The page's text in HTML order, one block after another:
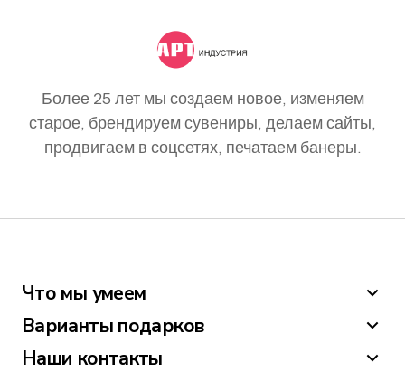
Более 25 лет мы создаем новое, изменяем
старое, брендируем сувениры, делаем сайты,
продвигаем в соцсетях, печатаем банеры.
Что мы умеем
Варианты подарков
Наши контакты